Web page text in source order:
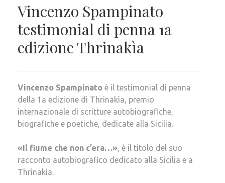
Vincenzo Spampinato
testimonial di penna 1a
edizione Thrinakìa
Vincenzo Spampinato è il testimonial di penna
della 1a edizione di Thrinakìa, premio
internazionale di scritture autobiografiche,
biografiche e poetiche, dedicate alla Sicilia.
«Il fiume che non c’era…», è il titolo del suo
racconto autobiografico dedicato alla Sicilia e a
Thrinakìa.